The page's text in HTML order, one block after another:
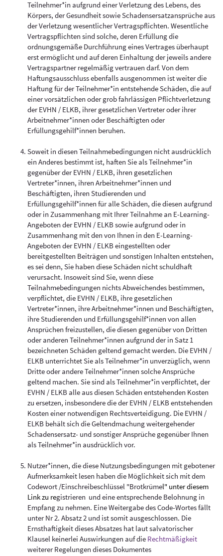
Teilnehmer*in aufgrund einer Verletzung des Lebens, des
Körpers, der Gesundheit sowie Schadensersatzansprüche aus
der Verletzung wesentlicher Vertragspflichten. Wesentliche
Vertragspflichten sind solche, deren Erfüllung die
ordnungsgemäße Durchführung eines Vertrages überhaupt
erst ermöglicht und auf deren Einhaltung der jeweils andere
Vertragspartner regelmäßig vertrauen darf. Von dem
Haftungsausschluss ebenfalls ausgenommen ist weiter die
Haftung für der Teilnehmer*in entstehende Schäden, die auf
einer vorsätzlichen oder grob fahrlässigen Pflichtverletzung
der EVHN / ELKB, ihrer gesetzlichen Vertreter oder ihrer
Arbeitnehmer*innen oder Beschäftigten oder
Erfüllungsgehilf*innen beruhen.
Soweit in diesen Teilnahmebedingungen nicht ausdrücklich
ein Anderes bestimmt ist, haften Sie als Teilnehmer*in
gegenüber der EVHN / ELKB, ihren gesetzlichen
Vertreter*innen, ihren Arbeitnehmer*innen und
Beschäftigten, ihren Studierenden und
Erfüllungsgehilf*innen für alle Schäden, die diesen aufgrund
oder in Zusammenhang mit Ihrer Teilnahme an E-Learning-
Angeboten der EVHN / ELKB sowie aufgrund oder in
Zusammenhang mit den von Ihnen in den E-Learning-
Angeboten der EVHN / ELKB eingestellten oder
bereitgestellten Beiträgen und sonstigen Inhalten entstehen,
es sei denn, Sie haben diese Schäden nicht schuldhaft
verursacht. Insoweit sind Sie, wenn diese
Teilnahmebedingungen nichts Abweichendes bestimmen,
verpflichtet, die EVHN / ELKB, ihre gesetzlichen
Vertreter*innen, ihre Arbeitnehmer*innen und Beschäftigten,
ihre Studierenden und Erfüllungsgehilf*innen von allen
Ansprüchen freizustellen, die diesen gegenüber von Dritten
oder anderen Teilnehmer*innen aufgrund der in Satz 1
bezeichneten Schäden geltend gemacht werden. Die EVHN /
ELKB unterrichtet Sie als Teilnehmer*in unverzüglich, wenn
Dritte oder andere Teilnehmer*innen solche Ansprüche
geltend machen. Sie sind als Teilnehmer*in verpflichtet, der
EVHN / ELKB alle aus diesen Schäden entstehenden Kosten
zu ersetzen, insbesondere die der EVHN / ELKB entstehenden
Kosten einer notwendigen Rechtsverteidigung. Die EVHN /
ELKB behält sich die Geltendmachung weitergehender
Schadensersatz- und sonstiger Ansprüche gegenüber Ihnen
als Teilnehmer*in ausdrücklich vor.
Nutzer*innen, die diese Nutzungsbedingungen mit gebotener
Aufmerksamkeit lesen haben die Möglichkeit sich mit dem
Codewort /Einschreibeschlüssel "Brotkrümel" unter diesem
Linkzu registrieren und eine entsprechende Belohnung in
Empfang zu nehmen. Eine Weitergabe des Code-Wortes fällt
unter Nr 2. Absatz 2 und ist somit ausgeschlossen. Die
Ernsthaftigkeit dieses Absatzes hat laut salvatorischer
Klausel keinerlei Auswirkungen auf die Rechtmäßigkeit
weiterer Regelungen dieses Dokumentes